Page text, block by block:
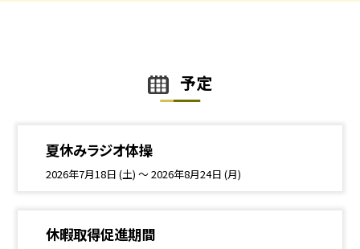
予定
夏休みラジオ体操
2026年7月18日 (土) ～ 2026年8月24日 (月)
休暇取得促進期間